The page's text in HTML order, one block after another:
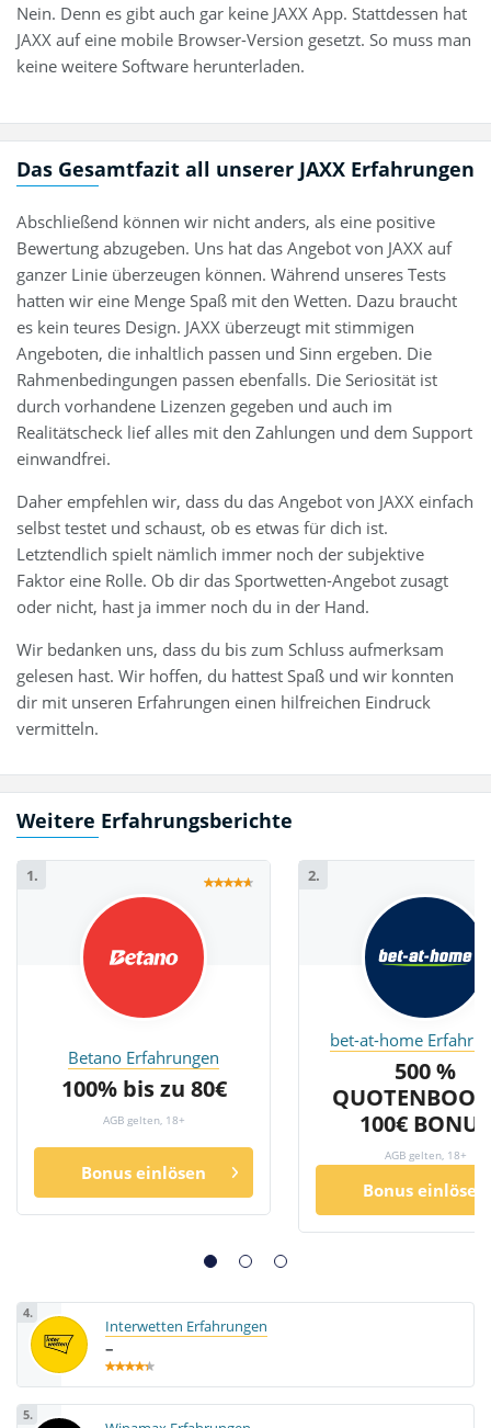
Nein. Denn es gibt auch gar keine JAXX App. Stattdessen hat
JAXX auf eine mobile Browser-Version gesetzt. So muss man
keine weitere Software herunterladen.
Das Gesamtfazit all unserer JAXX Erfahrungen
Abschließend können wir nicht anders, als eine positive
Bewertung abzugeben. Uns hat das Angebot von JAXX auf
ganzer Linie überzeugen können. Während unseres Tests
hatten wir eine Menge Spaß mit den Wetten. Dazu braucht
es kein teures Design. JAXX überzeugt mit stimmigen
Angeboten, die inhaltlich passen und Sinn ergeben. Die
Rahmenbedingungen passen ebenfalls. Die Seriosität ist
durch vorhandene Lizenzen gegeben und auch im
Realitätscheck lief alles mit den Zahlungen und dem Support
einwandfrei.
Daher empfehlen wir, dass du das Angebot von JAXX einfach
selbst testet und schaust, ob es etwas für dich ist.
Letztendlich spielt nämlich immer noch der subjektive
Faktor eine Rolle. Ob dir das Sportwetten-Angebot zusagt
oder nicht, hast ja immer noch du in der Hand.
Wir bedanken uns, dass du bis zum Schluss aufmerksam
gelesen hast. Wir hoffen, du hattest Spaß und wir konnten
dir mit unseren Erfahrungen einen hilfreichen Eindruck
vermitteln.
Weitere Erfahrungsberichte
1.
Betano Erfahrungen
100% bis zu 80€
AGB gelten, 18+
Bonus einlösen
2.
bet-at-home
500 %
100€ BONUS
AGB gelten, 18+
Bonus einlösen
4.
Interwetten Erfahrungen
–
5.